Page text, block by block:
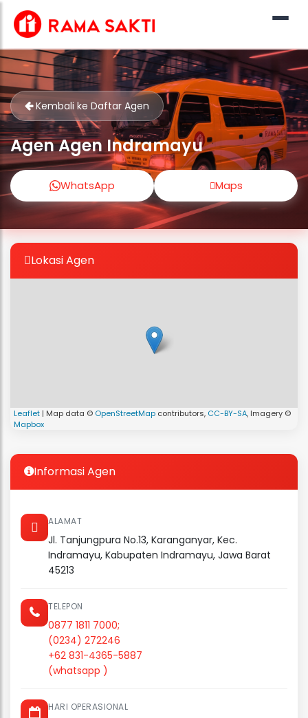
Kembali ke Daftar Agen
Agen Agen Indramayu
WhatsApp Maps
Lokasi Agen
Leaflet | Map data © OpenStreetMap contributors, CC-BY-SA, Imagery ©
Mapbox
Informasi Agen
ALAMAT
Jl. Tanjungpura No.13, Karanganyar, Kec.
Indramayu, Kabupaten Indramayu, Jawa Barat
45213
TELEPON
0877 1811 7000;
(0234) 272246
+62 831-4365-5887
(whatsapp )
HARI OPERASIONAL